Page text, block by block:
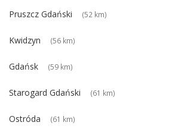
Pruszcz Gdański (52 km)
Kwidzyn (56 km)
Gdańsk (59 km)
Starogard Gdański (61 km)
Ostróda (61 km)